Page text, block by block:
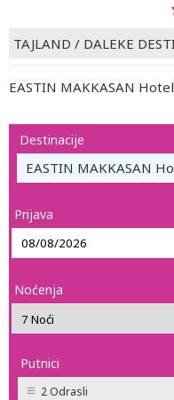
TAJLAND / DALEKE
EASTIN MAKKASAN
Destinacije
EASTIN MAKKASAN
Prijava
Noćenja
Putnici
2 Odrasli